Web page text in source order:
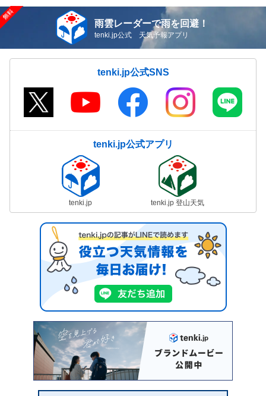
雨雲レーダーで雨を回避！
tenki.jp公式 天気予報アプリ
tenki.jp公式SNS
tenki.jp公式アプリ
tenki.jp tenki.jp 登山天気